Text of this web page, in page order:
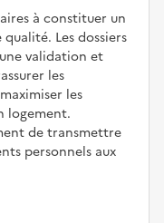
à constituer un
Les dossiers
validation et
les
les
logement.
de transmettre
personnels aux